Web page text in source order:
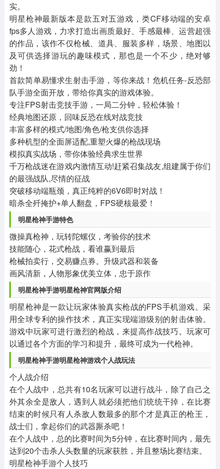
实。
明星枪神最新版本是款五对五游戏，类CF移动端的安卓
fps多人游戏，力求打造出画质最好、手感最棒、运营超强
的作品，该作不仅枪械、道具、服装多样，场景、地图以
及可供选择游玩的趣味模式，那也是一个不少，绝对够
劲！
首款简单易懂求生射击手游，等你来战！危机任务-反恐部
队手游全面开放，带给你真实的游戏体验。
专注FPS射击竞技手游，一局二分钟，轻松体验！
经典地图还原，回味反恐在线对战竞技
丰富多样的模式/地图/角色/枪支供你选择
多种机型的全面屏适配,重塑火爆的枪战现场
模拟真实战场，带你体验经典求生世界
千万枪战迷在游戏内激情互动!赶紧召集战友,组建属于你们
的最强战队,尽情的征战
突破移动端瓶颈，真正纯粹的6V6即时对战！
暗杀全歼掩护+单人翻盘，FPS硬核最爱！
明星枪神手游特色
微操真枪神，玩转陀螺仪，考验你的技术
技能随心，花式枪战，看谁赢到最后
枪械拍卖行，交易赚点券。升级武器和装备
画风清新，人物形象优美立体，忠于原作
明星枪神手游明星枪神官网版介绍
明星枪神是一款让玩家体验真实枪战的FPS手机游戏。采
用全球专利的操作技术，真正实现端游级别的射击体验。
游戏中玩家可进行激烈的枪战，来提高作战技巧。玩家可
以通过各个方面的学习和提升，最终可成为一代枪神。
明星枪神手游明星枪神游戏个人战玩法
个人战介绍
在个人战中，总共有10名玩家可以进行战斗，除了自己之
外其余全是敌人，遇到人就必须把他们统统干掉，在比赛
结束的时候只有人杀敌人数最多的那个才是真正的枪王，
战士们，拿起你们的武器厮杀吧！
在个人战中，总的比赛时间为5分钟，在比赛时间内，最先
达到20个击杀人头数量的玩家获胜，并且整场比赛结束。
明星枪神手游个人技巧